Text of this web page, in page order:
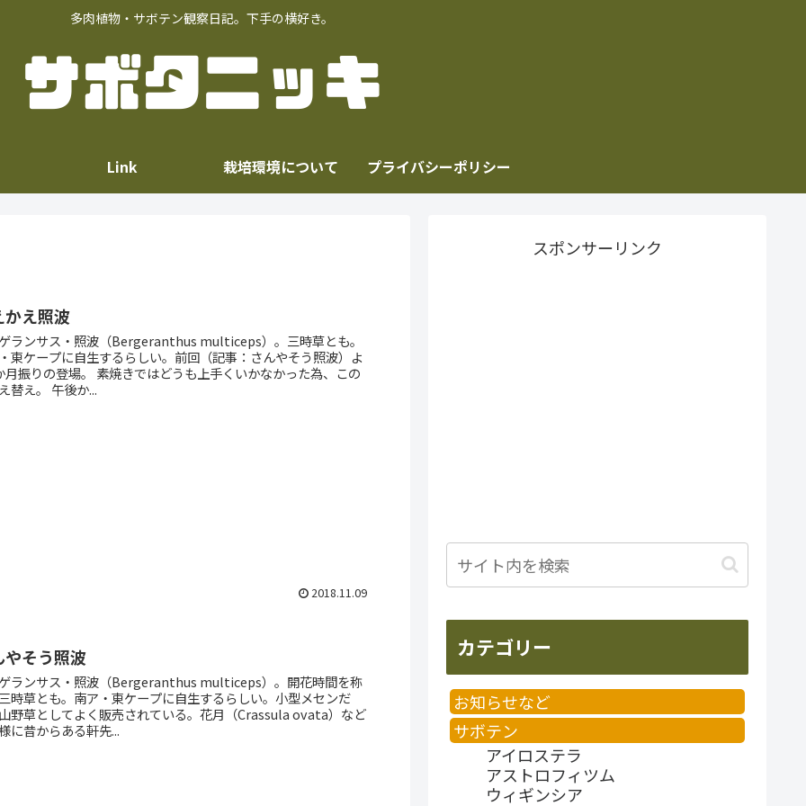
多肉植物・サボテン観察日記。下手の横好き。
Link 栽培環境について プライバシーポリシー
かえ照波
ランサス・照波（Bergeranthus multiceps）。三時草とも。
東ケープに自生するらしい。前回（記事：さんやそう照波）よ
。 素焼きではどうも上手くいかなかった為、この
秋植え替え。 午後か...
2018.11.09
やそう照波
ランサス・照波（Bergeranthus multiceps）。開花時間を称
時草とも。南ア・東ケープに自生するらしい。小型メセンだ
野草としてよく販売されている。花月（Crassula ovata）など
に昔からある軒先...
スポンサーリンク
カテゴリー
お知らせなど
サボテン
アイロステラ
アストロフィツム
ウィギンシア